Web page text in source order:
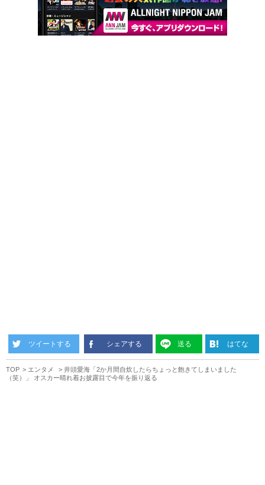
ツイートする シェアする 送る はてな
TOP エンタメ
井頭愛海「2か月間自炊したらちょっと飽きてしまいました
（笑）」 オスカー晴れ着お披露目で今年を振り返る